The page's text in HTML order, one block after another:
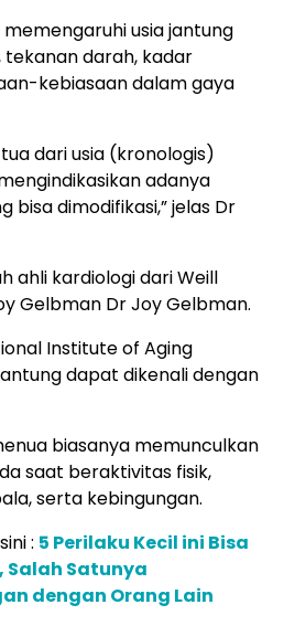
usia jantung
tekanan darah, kadar
kebiasaan dalam gaya
dari usia (kronologis)
adanya
bisa dimodifikasi,” jelas Dr
ahli kardiologi dari Weill
Gelbman Dr Joy Gelbman.
Institute of Aging
dapat dikenali dengan
biasanya memunculkan
saat beraktivitas fisik,
serta kebingungan.
: 5 Perilaku Kecil ini Bisa
Salah Satunya
dengan Orang Lain